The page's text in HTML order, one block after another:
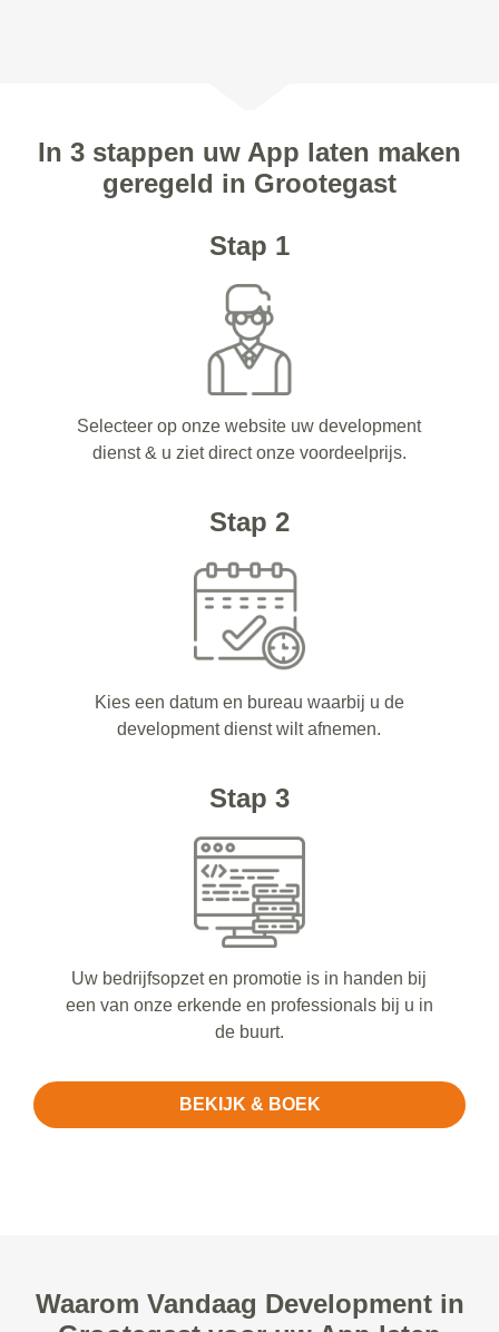
In 3 stappen uw App laten maken
geregeld in Grootegast
Stap 1
Selecteer op onze website uw development
dienst & u ziet direct onze voordeelprijs.
Stap 2
Kies een datum en bureau waarbij u de
development dienst wilt afnemen.
Stap 3
Uw bedrijfsopzet en promotie is in handen bij
een van onze erkende en professionals bij u in
de buurt.
BEKIJK & BOEK
Waarom Vandaag Development in